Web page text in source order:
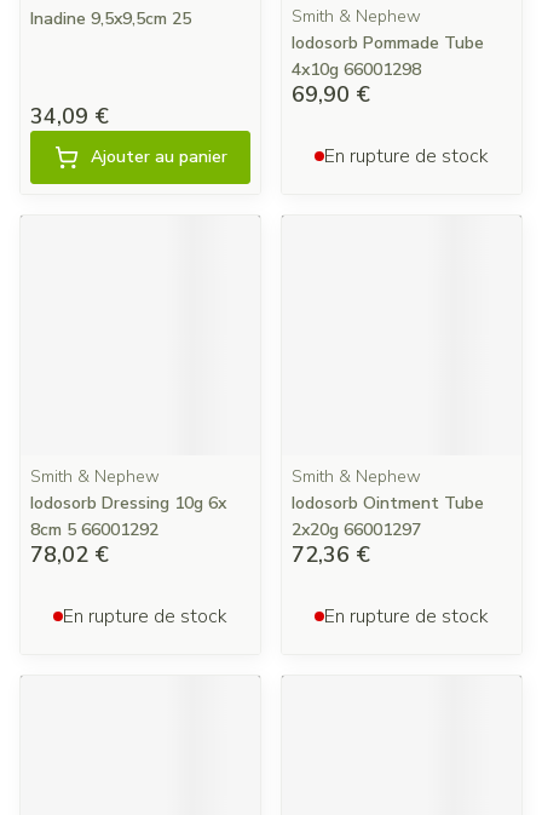
Inadine 9,5x9,5cm 25
34,09 €
Ajouter au panier
Smith & Nephew
Iodosorb Pommade Tube
4x10g 66001298
69,90 €
En rupture de stock
Smith & Nephew
Iodosorb Dressing 10g 6x
8cm 5 66001292
78,02 €
En rupture de stock
Smith & Nephew
Iodosorb Ointment Tube
2x20g 66001297
72,36 €
En rupture de stock